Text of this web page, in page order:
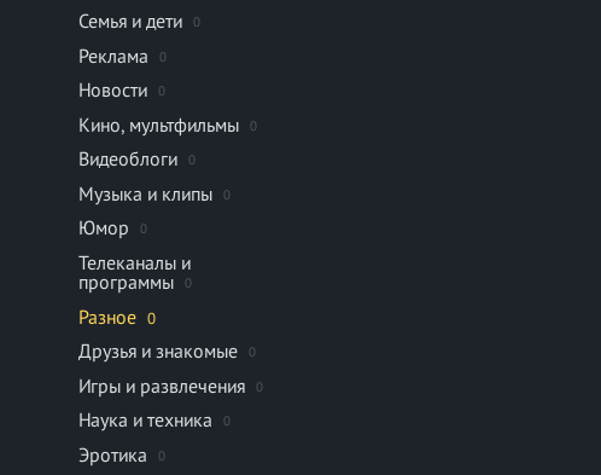
Семья и дети 0
Реклама 0
Новости 0
Кино, мультфильмы 0
Видеоблоги 0
Музыка и клипы 0
Юмор 0
Телеканалы и
программы
0
Разное 0
Друзья и знакомые 0
Игры и развлечения 0
Наука и техника 0
Эротика 0